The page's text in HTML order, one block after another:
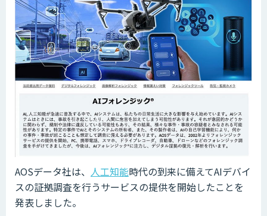
AOSデータ社は、 人工知能時代の到来に備えてAIデバイ
スの証拠調査を行うサービスの提供を開始したことを
発表しました。